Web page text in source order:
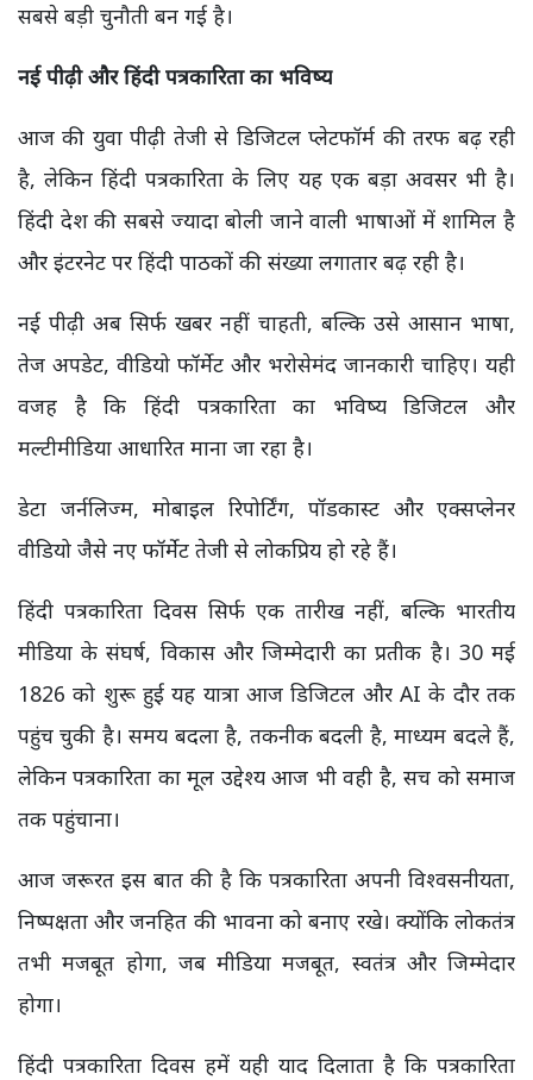
सबसे बड़ी चुनौती बन गई है।
नई पीढ़ी और हिंदी पत्रकारिता का भविष्य
आज की युवा पीढ़ी तेजी से डिजिटल प्लेटफॉर्म की तरफ बढ़ रही
है, लेकिन हिंदी पत्रकारिता के लिए यह एक बड़ा अवसर भी है।
हिंदी देश की सबसे ज्यादा बोली जाने वाली भाषाओं में शामिल है
और इंटरनेट पर हिंदी पाठकों की संख्या लगातार बढ़ रही है।
नई पीढ़ी अब सिर्फ खबर नहीं चाहती, बल्कि उसे आसान भाषा,
तेज अपडेट, वीडियो फॉर्मेट और भरोसेमंद जानकारी चाहिए। यही
वजह है कि हिंदी पत्रकारिता का भविष्य डिजिटल और
मल्टीमीडिया आधारित माना जा रहा है।
डेटा जर्नलिज्म, मोबाइल रिपोर्टिंग, पॉडकास्ट और एक्सप्लेनर
वीडियो जैसे नए फॉर्मेट तेजी से लोकप्रिय हो रहे हैं।
हिंदी पत्रकारिता दिवस सिर्फ एक तारीख नहीं, बल्कि भारतीय
मीडिया के संघर्ष, विकास और जिम्मेदारी का प्रतीक है। 30 मई
1826 को शुरू हुई यह यात्रा आज डिजिटल और AI के दौर तक
पहुंच चुकी है। समय बदला है, तकनीक बदली है, माध्यम बदले हैं,
लेकिन पत्रकारिता का मूल उद्देश्य आज भी वही है, सच को समाज
तक पहुंचाना।
आज जरूरत इस बात की है कि पत्रकारिता अपनी विश्वसनीयता,
निष्पक्षता और जनहित की भावना को बनाए रखे। क्योंकि लोकतंत्र
तभी मजबूत होगा, जब मीडिया मजबूत, स्वतंत्र और जिम्मेदार
होगा।
हिंदी पत्रकारिता दिवस हमें यही याद दिलाता है कि पत्रकारिता